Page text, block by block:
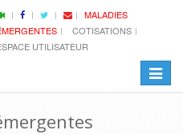
MALADIES
COTISATIONS
UTILISATEUR
la